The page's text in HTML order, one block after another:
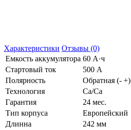
Характеристики Отзывы (0)
Емкость аккумулятора 60 А·ч
Стартовый ток
500 А
Полярность
Обратная (- +)
Технология
Ca/Ca
Гарантия
24 мес.
Тип корпуса
Европейский
Длинна
242 мм